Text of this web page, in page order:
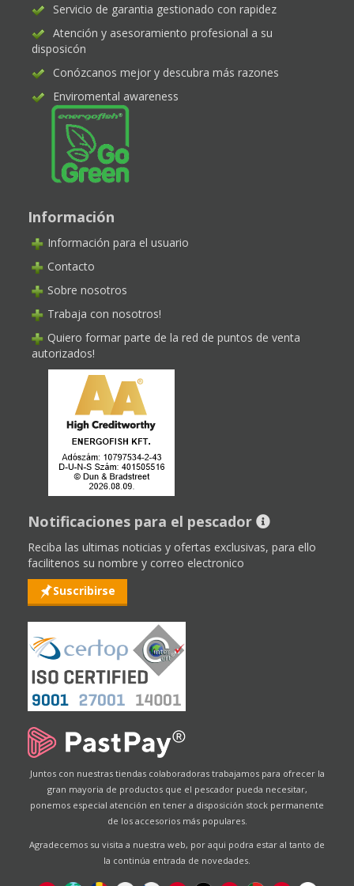
Servicio de garantia gestionado con rapidez
Atención y asesoramiento profesional a su
disposicón
Conózcanos mejor y descubra más razones
Enviromental awareness
Información
Información para el usuario
Contacto
Sobre nosotros
Trabaja con nosotros!
Quiero formar parte de la red de puntos de venta
autorizados!
Notificaciones para el pescador
Reciba las ultimas noticias y ofertas exclusivas, para ello
facilitenos su nombre y correo electronico
Suscribirse
Juntos con nuestras tiendas colaboradoras trabajamos para ofrecer la
gran mayoria de productos que el pescador pueda necesitar,
ponemos especial atención en tener a disposición stock permanente
de los accesorios más populares.
Agradecemos su visita a nuestra web, por aqui podra estar al tanto de
la continúa entrada de novedades.